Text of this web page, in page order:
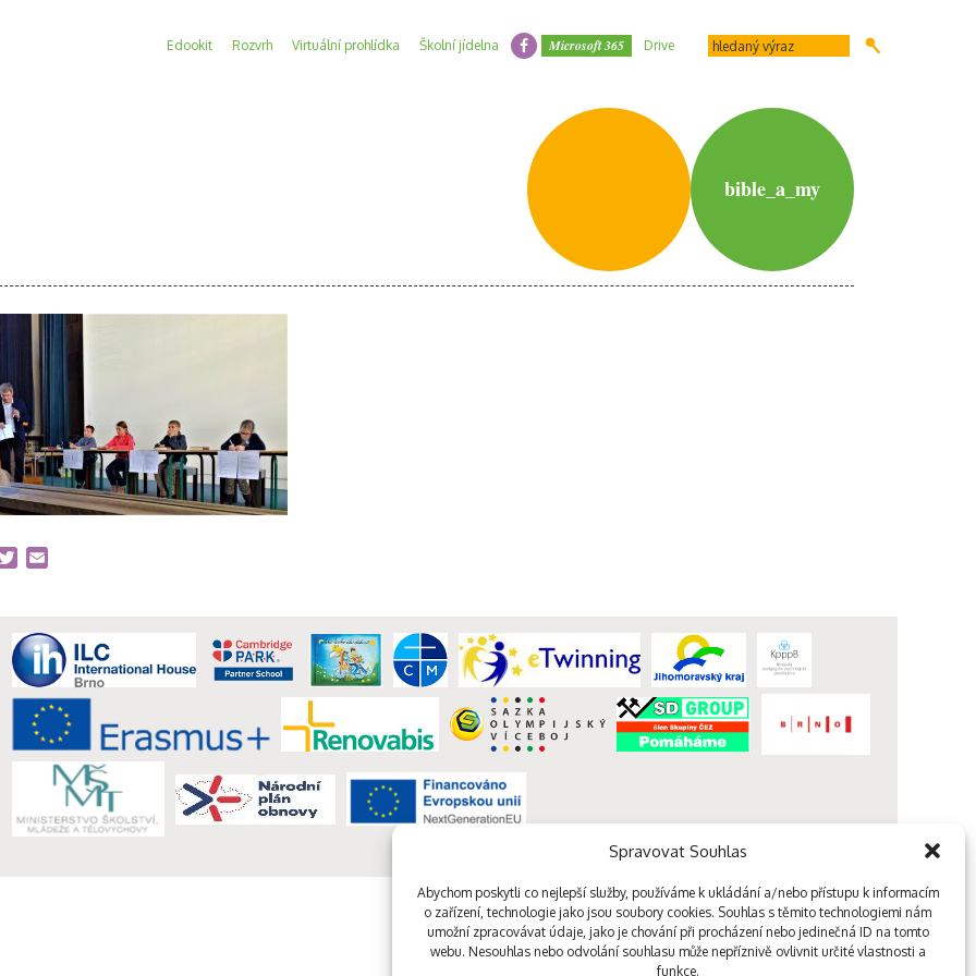
Spravovat Souhlas
Abychom poskytli co nejlepší služby, používáme k ukládání a/nebo přístupu k informacím
o zařízení, technologie jako jsou soubory cookies. Souhlas s těmito technologiemi nám
umožní zpracovávat údaje, jako je chování při procházení nebo jedinečná ID na tomto
webu. Nesouhlas nebo odvolání souhlasu může nepříznivě ovlivnit určité vlastnosti a
funkce.
Edookit Rozvrh Virtuální prohlídka Školní jídelna Microsoft 365 Drive
bible_a_my
Twitter